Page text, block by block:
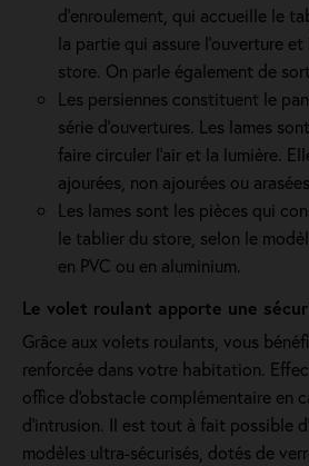
d’enroulement, qui accueille le
la partie qui assure l’ouverture
store. On parle également de
Les persiennes constituent le
série d’ouvertures. Les lames
faire circuler l’air et la lumière.
ajourées, non ajourées ou
Les lames sont les pièces qui
le tablier du store, selon le
en PVC ou en aluminium.
Le volet roulant apporte une
Grâce aux volets roulants, vous
renforcée dans votre habitation.
office d'obstacle complémentaire en
d’intrusion. Il est tout à fait possible
modèles ultra-sécurisés, dotés de